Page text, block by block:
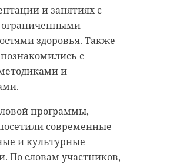
и занятиях с
ограниченными
здоровья. Также
познакомились с
и
программы,
современные
и культурные
По словам участников,